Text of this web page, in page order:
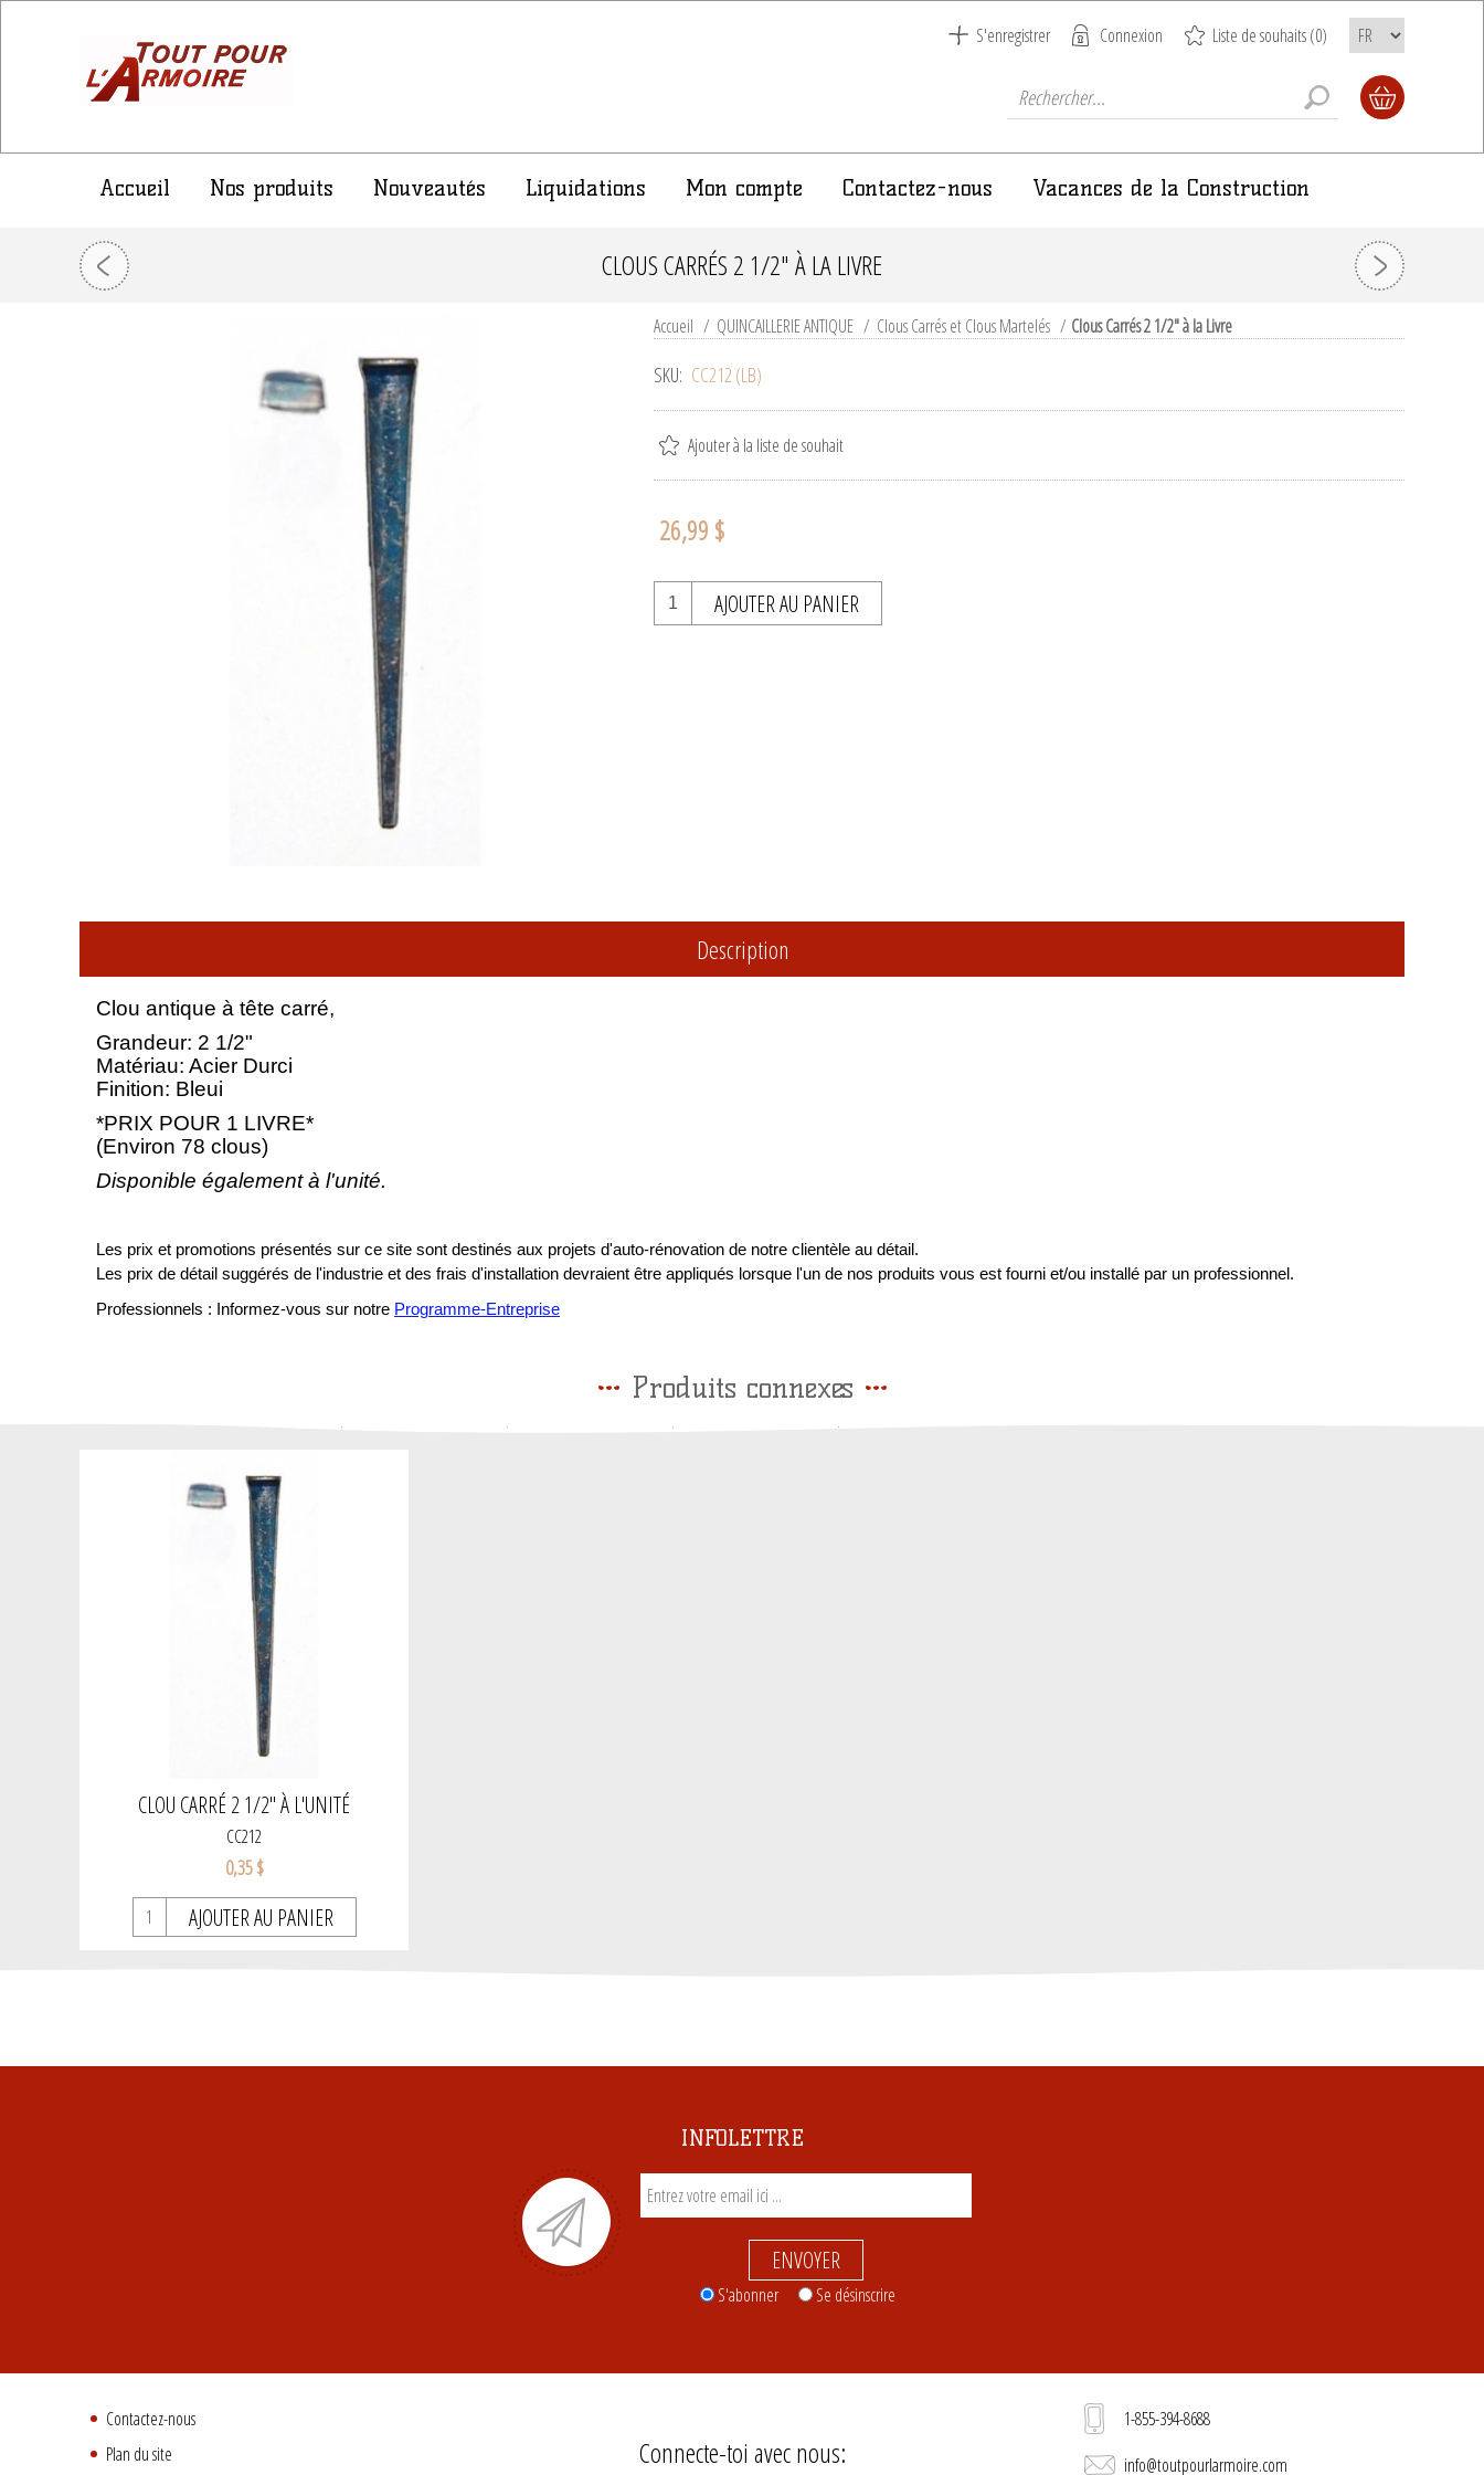
S'enregistrer Connexion Liste de souhaits(0)
Accueil Nos produits Nouveautés Liquidations Mon compte Contactez-nous Vacances de la Construction
CLOUS CARRÉS 2 1/2" À LA LIVRE
Accueil / QUINCAILLERIE ANTIQUE / Clous Carrés et Clous Martelés / Clous Carrés 2 1/2" à la Livre
SKU: CC212 (LB)
Ajouter à la liste de souhait
26,99 $
AJOUTER AU PANIER
Description
Clou antique à tête carré,
Grandeur: 2 1/2"
Matériau: Acier Durci
Finition: Bleui
*PRIX POUR 1 LIVRE*
(Environ 78 clous)
Disponible également à l'unité.
Les prix et promotions présentés sur ce site sont destinés aux projets d'auto-rénovation de notre clientèle au détail.
Les prix de détail suggérés de l'industrie et des frais d'installation devraient être appliqués lorsque l'un de nos produits vous est fourni et/ou installé par un professionnel.
Professionnels : Informez-vous sur notre Programme-Entreprise
Produits connexes
CLOU CARRÉ 2 1/2" À L'UNITÉ
CC212
0,35 $
AJOUTER AU PANIER
INFOLETTRE
ENVOYER
S'abonner Se désinscrire
Contactez-nous
Plan du site
Connecte-toi avec nous:
1-855-394-8688
info@toutpourlarmoire.com